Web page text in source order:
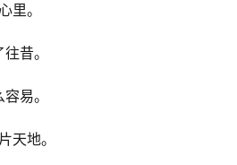
里。
昔。
易。
天地。